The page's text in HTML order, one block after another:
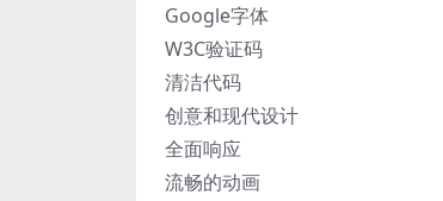
Google字体
W3C验证码
清洁代码
创意和现代设计
全面响应
流畅的动画